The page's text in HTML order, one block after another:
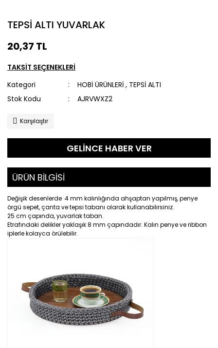
TEPSİ ALTI YUVARLAK
20,37 TL
TAKSİT SEÇENEKLERİ
Kategori
HOBİ ÜRÜNLERİ , TEPSİ ALTI
Stok Kodu
AJRVWXZ2
Karşılaştır
GELİNCE HABER VER
ÜRÜN BİLGİSİ
Değişik desenlerde 4 mm kalınlığında ahşaptan yapılmış, penye
örgü sepet, çanta ve tepsi tabanı olarak kullanabilirsiniz.
25 cm çapında, yuvarlak taban.
Etrafındaki delikler yaklaşık 8 mm çapındadır. Kalın penye ve ribbon
iplerle kolayca örülebilir.